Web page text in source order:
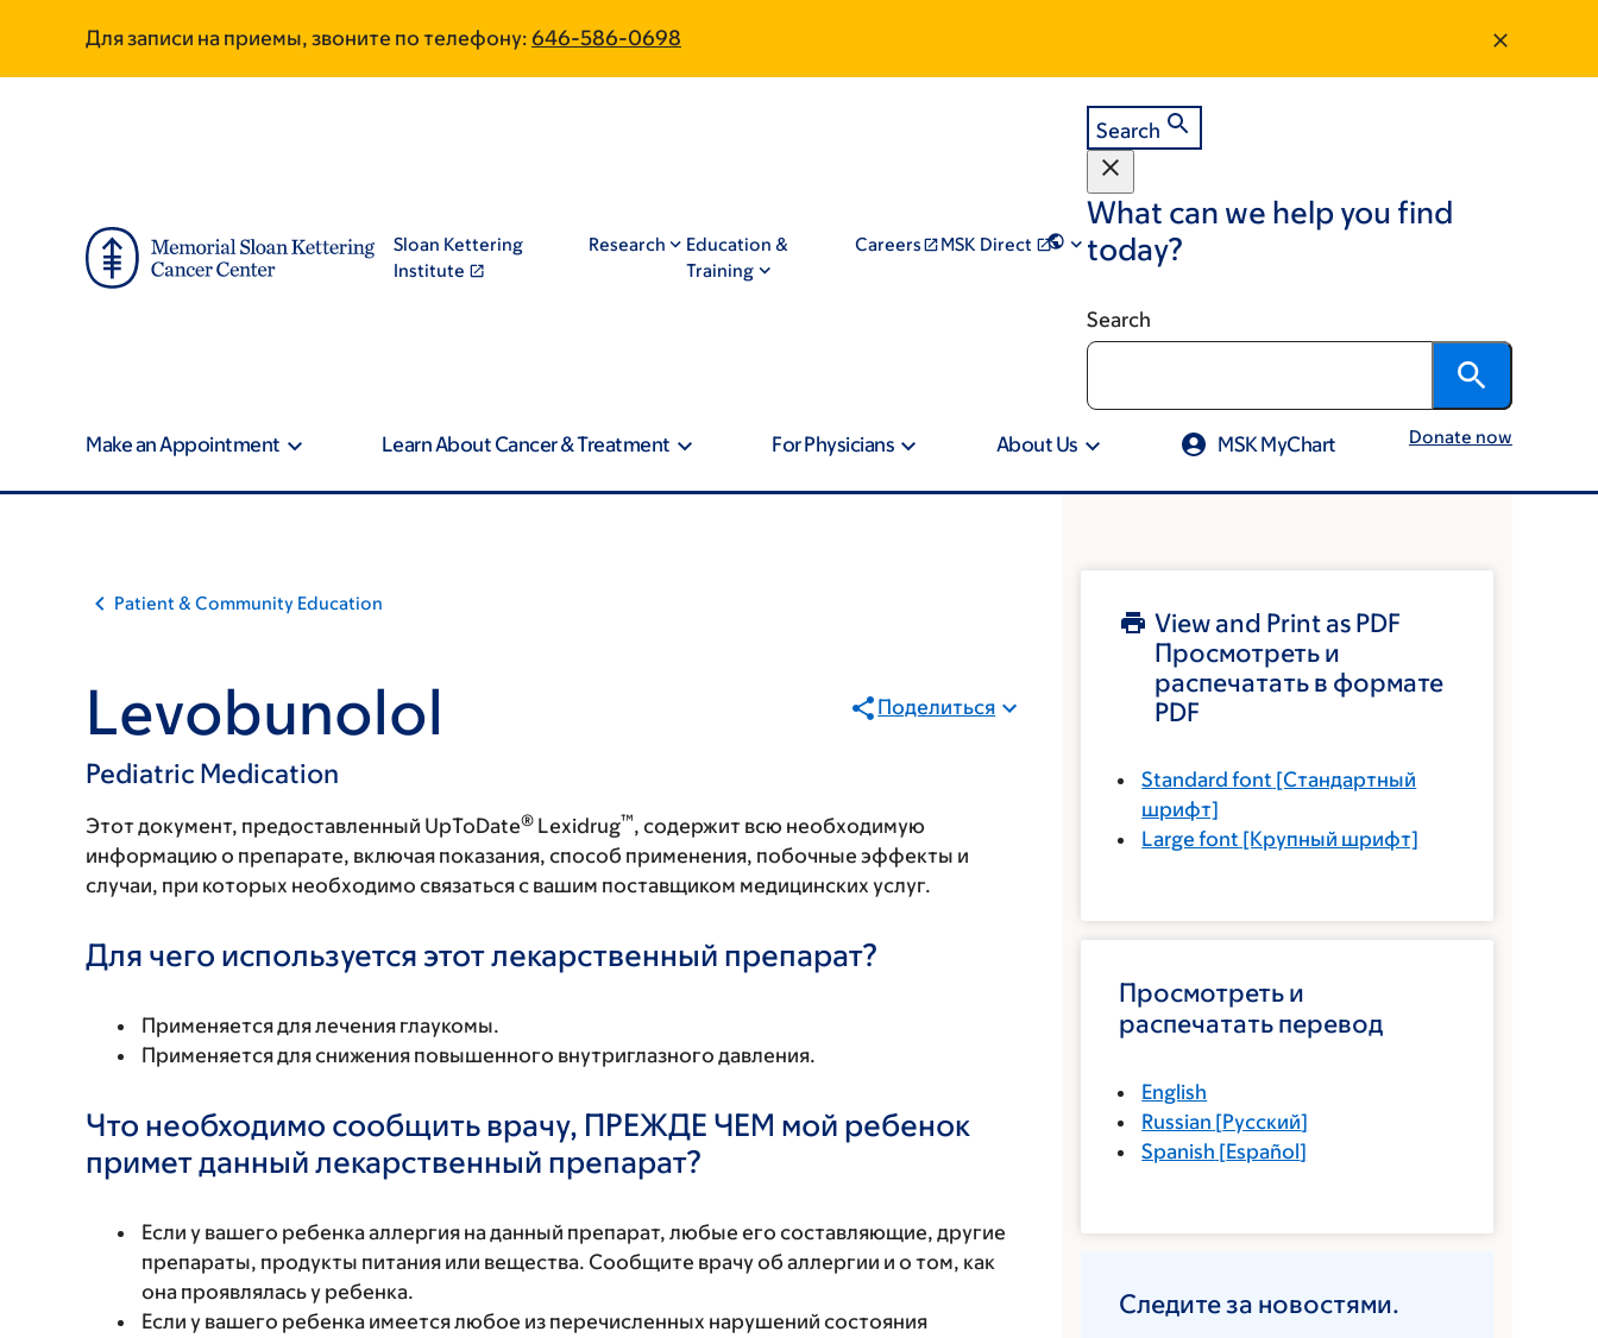
main
footer
Для записи на приемы, звоните по телефону: 646-586-0698
Sloan Kettering
Institute
Research
Education &
Training
Careers MSK Direct
Search
What can we help you find
today?
Search
Make an Appointment Learn About Cancer & Treatment For Physicians About Us MSK MyChart Donate now
Patient & Community Education
Levobunolol
Pediatric Medication
Поделиться
Этот документ, предоставленный UpToDate® Lexidrug™, содержит всю необходимую
информацию о препарате, включая показания, способ применения, побочные эффекты и
случаи, при которых необходимо связаться с вашим поставщиком медицинских услуг.
Для чего используется этот лекарственный препарат?
Применяется для лечения глаукомы.
Применяется для снижения повышенного внутриглазного давления.
Что необходимо сообщить врачу, ПРЕЖДЕ ЧЕМ мой ребенок
примет данный лекарственный препарат?
Если у вашего ребенка аллергия на данный препарат, любые его составляющие, другие
препараты, продукты питания или вещества. Сообщите врачу об аллергии и о том, как
она проявлялась у ребенка.
Если у вашего ребенка имеется любое из перечисленных нарушений состояния
View and Print as PDF
Просмотреть и
распечатать в формате
PDF
Standard font [Стандартный
шрифт]
Large font [Крупный шрифт]
Просмотреть и
распечатать перевод
English
Russian [Русский]
Spanish [Español]
Следите за новостями.